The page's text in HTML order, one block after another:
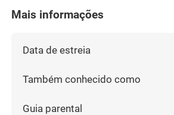
Mais informações
Data de estreia
Também conhecido como
Guia parental